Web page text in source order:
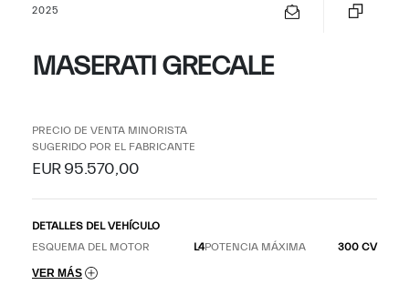
MASERATI GRECALE
2025
PRECIO DE VENTA MINORISTA
SUGERIDO POR EL FABRICANTE
EUR 95.570,00
DETALLES DEL VEHÍCULO
ESQUEMA DEL MOTOR
L4POTENCIA MÁXIMA 300 CV
VER MÁS